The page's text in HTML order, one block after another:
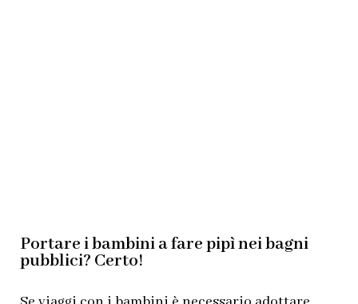
Portare i bambini a fare pipì nei bagni
pubblici? Certo!